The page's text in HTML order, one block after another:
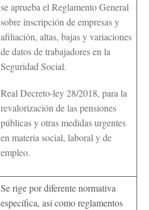
se aprueba el Reglamento General
sobre inscripción de empresas y
afiliación, altas, bajas y variaciones
de datos de trabajadores en la
Seguridad Social.
Real Decreto-ley 28/2018, para la
revalorización de las pensiones
públicas y otras medidas urgentes
en materia social, laboral y de
empleo.
Se rige por diferente normativa
específica, así como reglamentos